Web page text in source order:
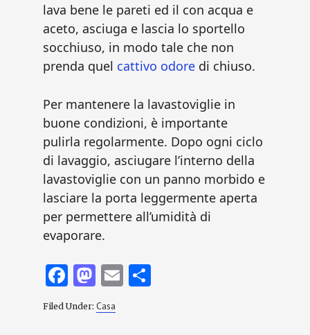
lava bene le pareti ed il con acqua e
aceto, asciuga e lascia lo sportello
socchiuso, in modo tale che non
prenda quel cattivo odore di chiuso.
Per mantenere la lavastoviglie in
buone condizioni, è importante
pulirla regolarmente. Dopo ogni ciclo
di lavaggio, asciugare l’interno della
lavastoviglie con un panno morbido e
lasciare la porta leggermente aperta
per permettere all’umidità di
evaporare.
Fa
ce
M
as
to
E
Filed Under:Casa